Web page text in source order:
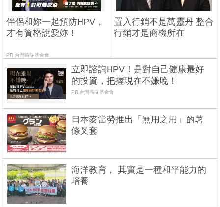
伴侶和妳一起預防HPV，
才有資格說愛妳！
PR 台灣癌症基金會
置入行銷不是萬靈丹 整合
行銷才是商機所在
立即諮詢HPV！是對自己健康最好
的投資，把握現在不嫌晚！
PR 台灣癌症基金會
日本麥當勞推出「無用之用」的薯
條叉套
海洋教育， 其實是一種和平能力的
培養